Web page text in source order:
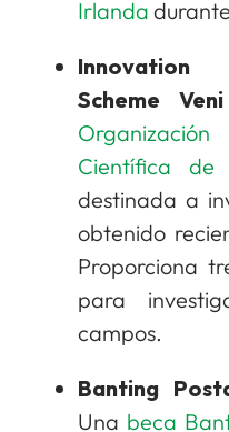
Irlanda
Innovation
Scheme Veni
Científica de
destinada a
obtenido
Proporciona
para
campos.
Banting
Una beca